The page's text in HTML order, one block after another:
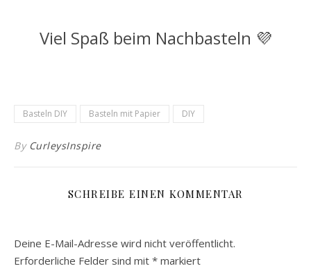
Viel Spaß beim Nachbasteln 💜
Basteln DIY Basteln mit Papier DIY
By CurleysInspire
SCHREIBE EINEN KOMMENTAR
Deine E-Mail-Adresse wird nicht veröffentlicht.
Erforderliche Felder sind mit * markiert